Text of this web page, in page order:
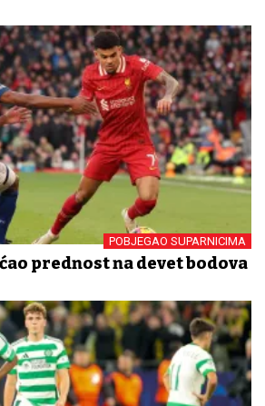
POBJEGAO SUPARNICIMA
prednost na devet bodova